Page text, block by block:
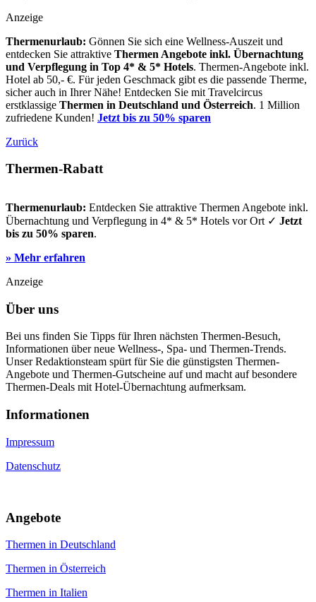
Anzeige
Thermenurlaub: Gönnen Sie sich eine Wellness-Auszeit und
entdecken Sie attraktive Thermen Angebote inkl. Übernachtung
und Verpflegung in Top 4* & 5* Hotels. Thermen-Angebote inkl.
Hotel ab 50,- €. Für jeden Geschmack gibt es die passende Therme,
sicher auch in Ihrer Nähe! Entdecken Sie mit Travelcircus
erstklassige Thermen in Deutschland und Österreich. 1 Million
zufriedene Kunden! Jetzt bis zu 50% sparen
Zurück
Thermen-Rabatt
Thermenurlaub: Entdecken Sie attraktive Thermen Angebote inkl.
Übernachtung und Verpflegung in 4* & 5* Hotels vor Ort ✓ Jetzt
bis zu 50% sparen.
» Mehr erfahren
Anzeige
Über uns
Bei uns finden Sie Tipps für Ihren nächsten Thermen-Besuch,
Informationen über neue Wellness-, Spa- und Thermen-Trends.
Unser Redaktionsteam spürt für Sie die günstigsten Thermen-
Angebote und Thermen-Gutscheine auf und macht auf besondere
Thermen-Deals mit Hotel-Übernachtung aufmerksam.
Informa­tionen
Impressum
Datenschutz
An­gebote
Thermen in Deutschland
Thermen in Österreich
Thermen in Italien